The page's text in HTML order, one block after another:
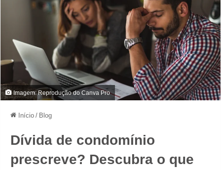
Imagem: Reprodução do Canva Pro
Início / Blog
Dívida de condomínio
prescreve? Descubra o que